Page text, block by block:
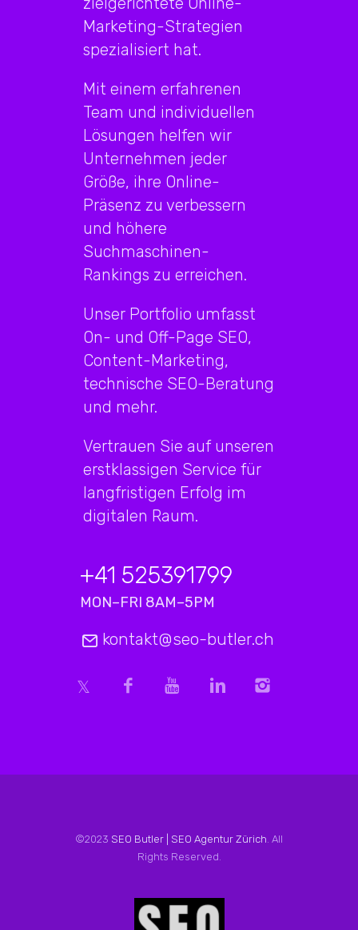
Marketing-Strategien
spezialisiert hat.
Mit einem erfahrenen
Team und individuellen
Lösungen helfen wir
Unternehmen jeder
Größe, ihre Online-
Präsenz zu verbessern
und höhere
Suchmaschinen-
Rankings zu erreichen.
Unser Portfolio umfasst
On- und Off-Page SEO,
Content-Marketing,
technische SEO-Beratung
und mehr.
Vertrauen Sie auf unseren
erstklassigen Service für
langfristigen Erfolg im
digitalen Raum.
+41 525391799
MON–FRI 8AM–5PM
kontakt@seo-butler.ch
©2023 SEO Butler | SEO Agentur Zürich. All
Rights Reserved.